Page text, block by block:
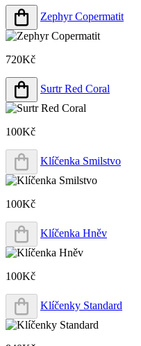
Zephyr Copermatit
720Kč
Surtr Red Coral
100Kč
Klíčenka Smilstvo
100Kč
Klíčenka Hněv
100Kč
Klíčenky Standard